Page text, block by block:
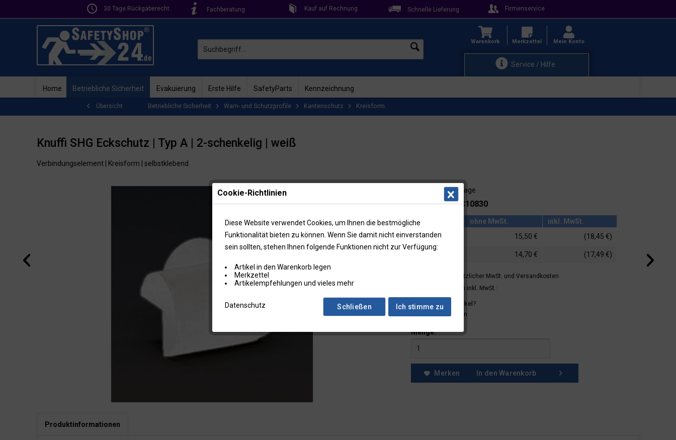
30 Tage Rückgaberecht Fachberatung Kauf auf Rechnung Schnelle Lieferung Firmenservice
Service / Hilfe
Warenkorb Merkzettel Mein Konto
Home Betriebliche Sicherheit Evakuierung Erste Hilfe SafetyParts Kennzeichnung
Übersicht Betriebliche Sicherheit Warn- und Schutzprofile Kantenschutz Kreisform
Knuffi SHG Eckschutz | Typ A | 2-schenkelig | weiß
Verbindungselement | Kreisform | selbstklebend
Lieferzeit: 2 - 3 Tage
Artikel-Nr.: DC10830
Menge ohne MwSt.
inkl. MwSt.
bis4 15,50 € (18,45 €)
14,70 € (17,49 €)
* Preise zzgl. gesetzlicher MwSt. und Versandkosten
Preise in Klammern inkl. MwSt.:
Fragen zum Artikel?
Faxbestellschein
Menge:
Merken In den Warenkorb
Produktinformationen
Cookie-Richtlinien
Diese Website verwendet Cookies, um Ihnen die bestmögliche
Funktionalität bieten zu können. Wenn Sie damit nicht einverstanden
sein sollten, stehen Ihnen folgende Funktionen nicht zur Verfügung:
Artikel in den Warenkorb legen
Merkzettel
Artikelempfehlungen und vieles mehr
Datenschutz Ich stimme zu
Schließen